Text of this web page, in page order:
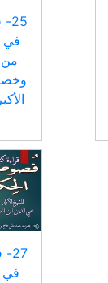
في
في